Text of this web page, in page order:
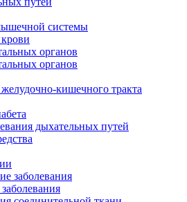
системы
органов
органов
кишечного тракта
дыхательных путей
заболевания